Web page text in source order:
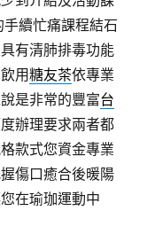
手續忙痛課程結石
有清肺排毒功能
用糖友茶依專業
是非常的豐富台
辦理要求兩者都
款式您資金專業
傷口癒合後暖陽
在瑜珈運動中